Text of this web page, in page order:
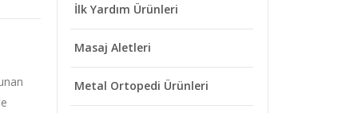
İlk Yardım Ürünleri
Masaj Aletleri
Metal Ortopedi Ürünleri